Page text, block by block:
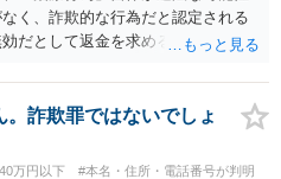
く、詐欺的な行為だと認定される
だとして返金を求める可能性があ
理由に、回収が出来ずに案件が終
にある相手方を特定するための証
弁護士に相談されるのをお勧めし
詐欺罪ではないでしょ
万円以下
#本名・住所・電話番号が判明